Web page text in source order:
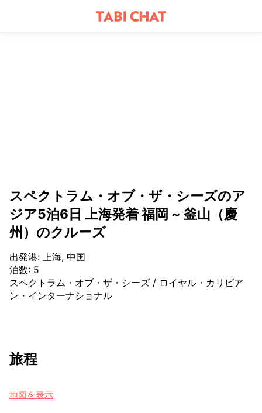
スペクトラム・オブ・ザ・シーズのア
ジア5泊6日 上海発着 福岡 ~ 釜山（慶
州）のクルーズ
出発港: 上海, 中国
泊数: 5
スペクトラム・オブ・ザ・シーズ / ロイヤル・カリビア
ン・インターナショナル
旅程
地図を表示